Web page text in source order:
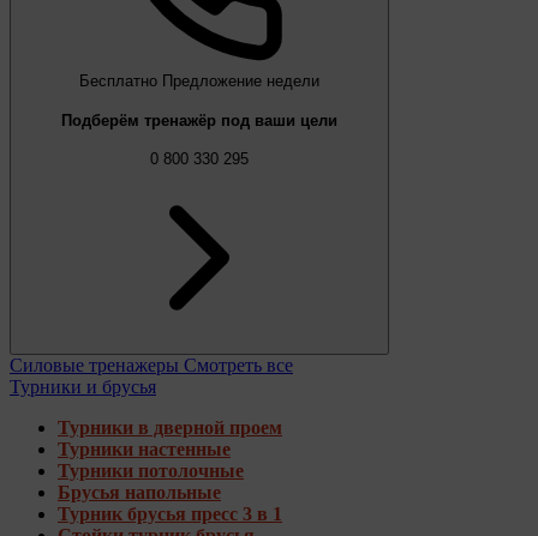
Бесплатно Предложение недели
Подберём тренажёр под ваши цели
0 800 330 295
Силовые тренажеры Смотреть все
Турники и брусья
Турники в дверной проем
Турники настенные
Турники потолочные
Брусья напольные
Турник брусья пресс 3 в 1